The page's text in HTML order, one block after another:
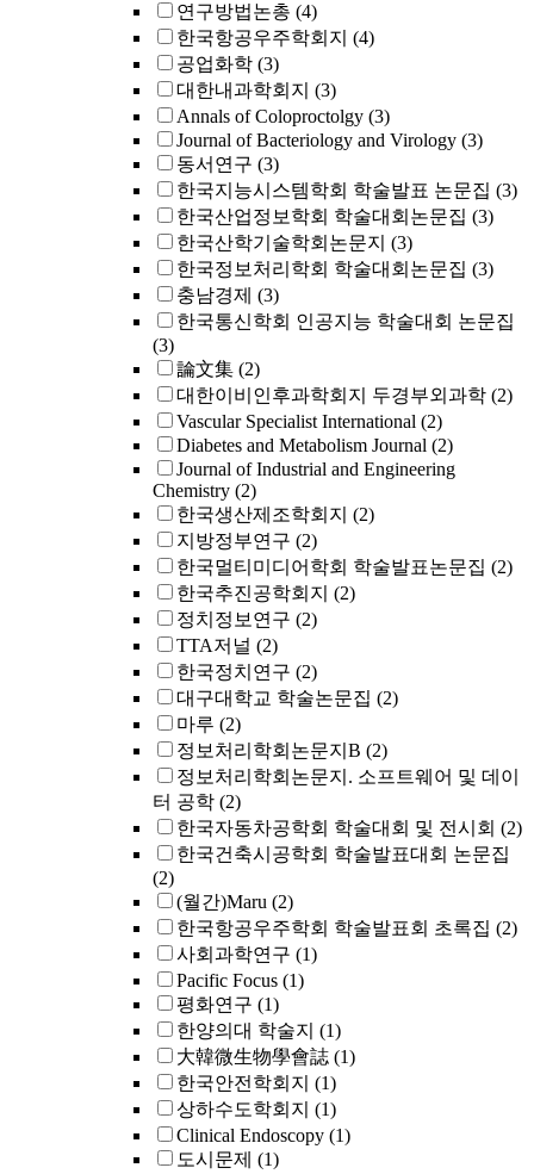
연구방법논총 (4)
한국항공우주학회지 (4)
공업화학 (3)
대한내과학회지 (3)
Annals of Coloproctolgy (3)
Journal of Bacteriology and Virology (3)
동서연구 (3)
한국지능시스템학회 학술발표 논문집 (3)
한국산업정보학회 학술대회논문집 (3)
한국산학기술학회논문지 (3)
한국정보처리학회 학술대회논문집 (3)
충남경제 (3)
한국통신학회 인공지능 학술대회 논문집
(3)
論文集 (2)
대한이비인후과학회지 두경부외과학 (2)
Vascular Specialist International (2)
Diabetes and Metabolism Journal (2)
Journal of Industrial and Engineering
Chemistry (2)
한국생산제조학회지 (2)
지방정부연구 (2)
한국멀티미디어학회 학술발표논문집 (2)
한국추진공학회지 (2)
정치정보연구 (2)
TTA저널 (2)
한국정치연구 (2)
대구대학교 학술논문집 (2)
마루 (2)
정보처리학회논문지B (2)
정보처리학회논문지. 소프트웨어 및 데이
터 공학 (2)
한국자동차공학회 학술대회 및 전시회 (2)
한국건축시공학회 학술발표대회 논문집
(2)
(월간)Maru (2)
한국항공우주학회 학술발표회 초록집 (2)
사회과학연구 (1)
Pacific Focus (1)
평화연구 (1)
한양의대 학술지 (1)
大韓微生物學會誌 (1)
한국안전학회지 (1)
상하수도학회지 (1)
Clinical Endoscopy (1)
도시문제 (1)